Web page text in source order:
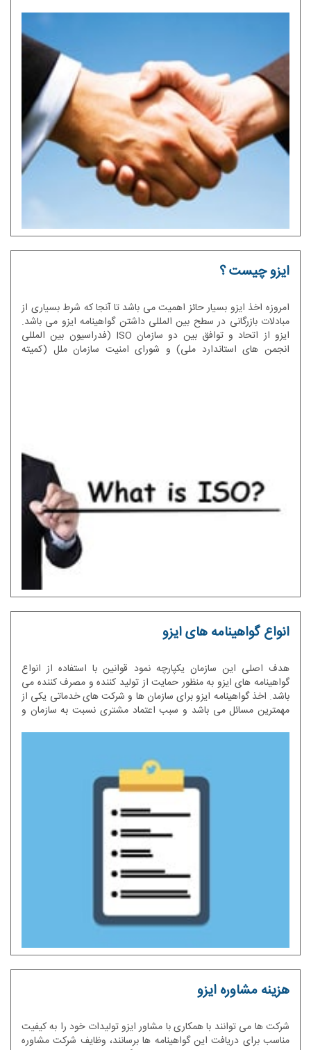
گواهینامه ایزو بایستی به این موضوع توجه شود که این گواهینامه به
صورت مادام العمر اعتبار نداشته و همانند سایر گواهینامه ها دارای
تاریخ اعتبار می باشد.
ایزو چیست ؟
امروزه اخذ ایزو بسیار حائز اهمیت می باشد تا آنجا که شرط بسیاری از
مبادلات بازرگانی در سطح بین المللی داشتن گواهینامه ایزو می باشد.
ایزو از اتحاد و توافق بین دو سازمان ISO (فدراسیون بین المللی
انجمن های استاندارد ملی) و شورای امنیت سازمان ملل (کمیته
انواع گواهینامه های ایزو
هدف اصلی این سازمان یکپارچه نمود قوانین با استفاده از انواع
گواهینامه های ایزو به منظور حمایت از تولید کننده و مصرف کننده می
باشد. اخذ گواهینامه ایزو برای سازمان ها و شرکت های خدماتی یکی از
مهمترین مسائل می باشد و سبب اعتماد مشتری نسبت به سازمان و
هزینه مشاوره ایزو
شرکت ها می توانند با همکاری با مشاور ایزو تولیدات خود را به کیفیت
مناسب برای دریافت این گواهینامه ها برسانند، وظایف شرکت مشاوره